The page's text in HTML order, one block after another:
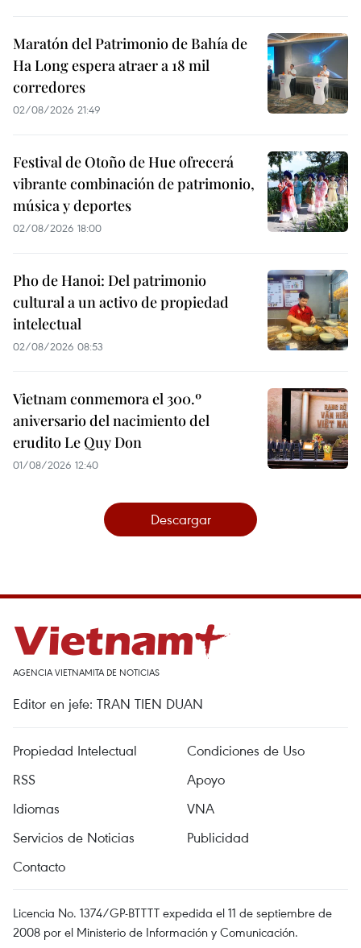
Maratón del Patrimonio de Bahía de
Ha Long espera atraer a 18 mil
corredores
02/08/2026 21:49
Festival de Otoño de Hue ofrecerá
vibrante combinación de patrimonio,
música y deportes
02/08/2026 18:00
Pho de Hanoi: Del patrimonio
cultural a un activo de propiedad
intelectual
02/08/2026 08:53
Vietnam conmemora el 300.º
aniversario del nacimiento del
erudito Le Quy Don
01/08/2026 12:40
Descargar
AGENCIA VIETNAMITA DE NOTICIAS
Editor en jefe: TRAN TIEN DUAN
Propiedad Intelectual
Condiciones de Uso
RSS
Apoyo
Idiomas
VNA
Servicios de Noticias
Publicidad
Contacto
Licencia No. 1374/GP-BTTTT expedida el 11 de septiembre de
2008 por el Ministerio de Información y Comunicación.